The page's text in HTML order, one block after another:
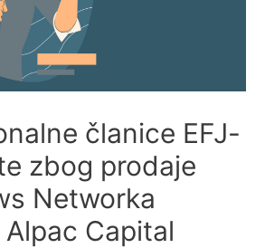
članice EFJ-
zbog prodaje
Networka
Capital